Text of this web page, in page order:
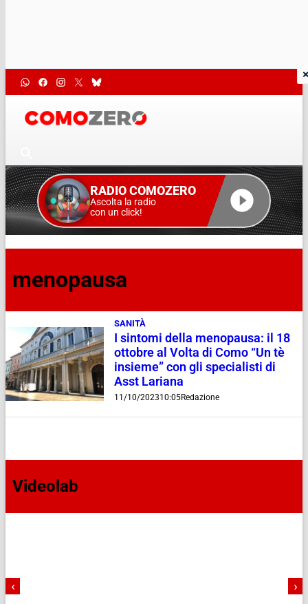
RADIO COMOZERO
Ascolta la radio
con un click!
menopausa
SANITÀ
I sintomi della menopausa: il 18
ottobre al Volta di Como “Un tè
insieme” con gli specialisti di
Asst Lariana
11/10/202310:05Redazione
Videolab
‹ ›